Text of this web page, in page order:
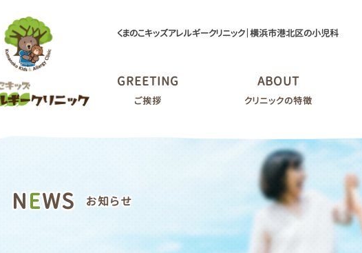
くまのこキッズアレルギークリニック｜横浜市港北区の小児科
GREETING
ご挨拶
ABOUT
クリニックの特徴
NEWS お知らせ